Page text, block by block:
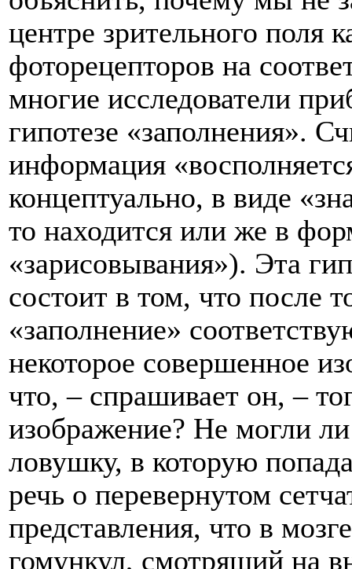
центре зрительного поля
фоторецепторов на
многие исследователи
гипотезе «заполнения».
информация
концептуально, в виде
то находится или же в
«зарисовывания»). Эта
состоит в том, что после
«заполнение»
некоторое совершенное
что, – спрашивает он, –
изображение? Не могли
ловушку, в которую
речь о перевернутом
представления, что в
гомункул, смотрящий на